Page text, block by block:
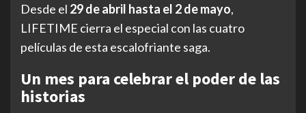
Desde el 29 de abril hasta el 2 de mayo,
LIFETIME cierra el especial con las cuatro
películas de esta escalofriante saga.
Un mes para celebrar el poder de las
historias